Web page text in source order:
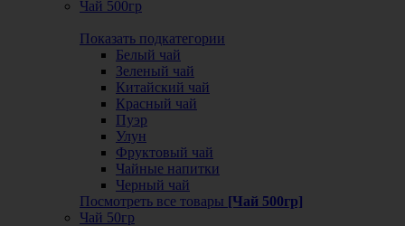
Чай 500гр
Показать подкатегории
Белый чай
Зеленый чай
Китайский чай
Красный чай
Пуэр
Улун
Фруктовый чай
Чайные напитки
Черный чай
Посмотреть все товары [Чай 500гр]
Чай 50гр